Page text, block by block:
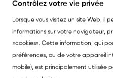
GARANCIA
Garancia Étoile Polaire Serum 30ml
Contrôlez votre vie privée
Lorsque vous visitez un site Web, il
informations sur votre navigateur,
«cookies». Cette information, qui
préférences, ou de votre appareil
mobile), est principalement utilisée